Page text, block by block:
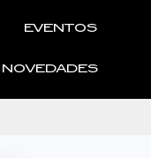
EVENTOS
NOVEDADES